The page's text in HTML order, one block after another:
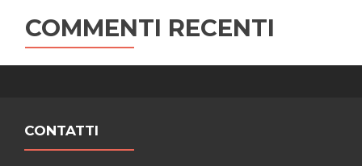
COMMENTI RECENTI
CONTATTI